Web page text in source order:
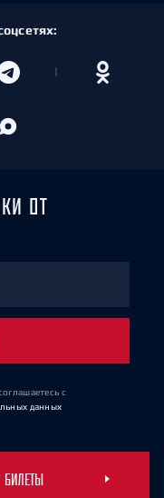
ОТ
с
данных
БИЛЕТЫ